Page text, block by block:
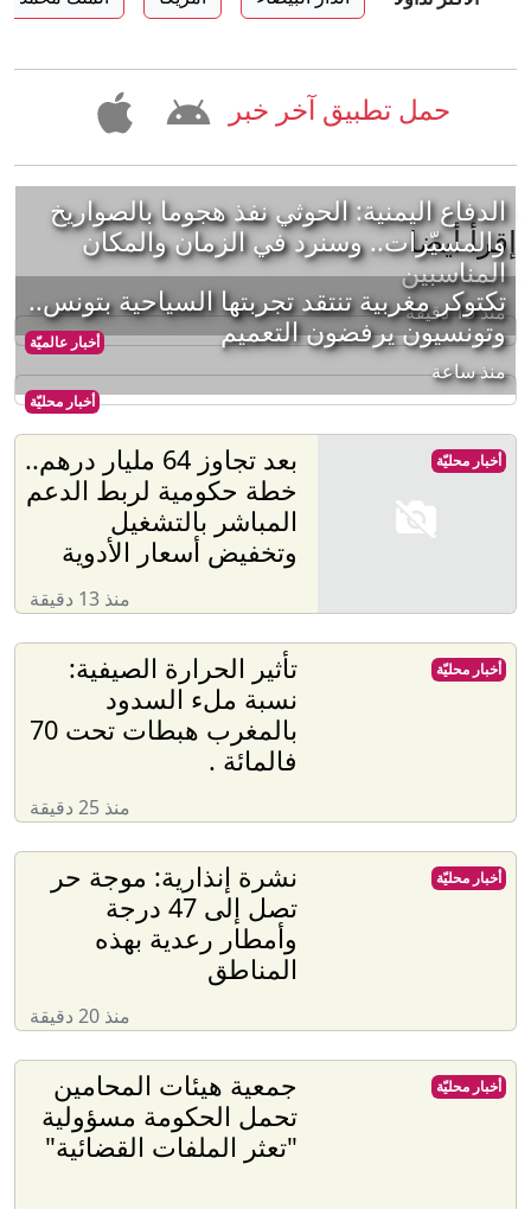
حمل تطبيق آخر خبر
إقرأ أيضا
أخبار عالميّة
الدفاع اليمنية: الحوثي نفذ هجوما بالصواريخ
والمسيّرات.. وسنرد في الزمان والمكان
المناسبين
منذ 15 دقيقة
أخبار محليّة
تكتوكر مغربية تنتقد تجربتها السياحية بتونس..
وتونسيون يرفضون التعميم
منذ ساعة
بعد تجاوز 64 مليار درهم..
خطة حكومية لربط الدعم
المباشر بالتشغيل
وتخفيض أسعار الأدوية
منذ 13 دقيقة
أخبار محليّة
تأثير الحرارة الصيفية:
نسبة ملء السدود
بالمغرب هبطات تحت 70
فالمائة .
منذ 25 دقيقة
أخبار محليّة
نشرة إنذارية: موجة حر
تصل إلى 47 درجة
وأمطار رعدية بهذه
المناطق
منذ 20 دقيقة
أخبار محليّة
جمعية هيئات المحامين
تحمل الحكومة مسؤولية
"تعثر الملفات القضائية"
أخبار محليّة